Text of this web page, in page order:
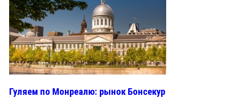
Гуляем по Монреалю: рынок Бонсекур